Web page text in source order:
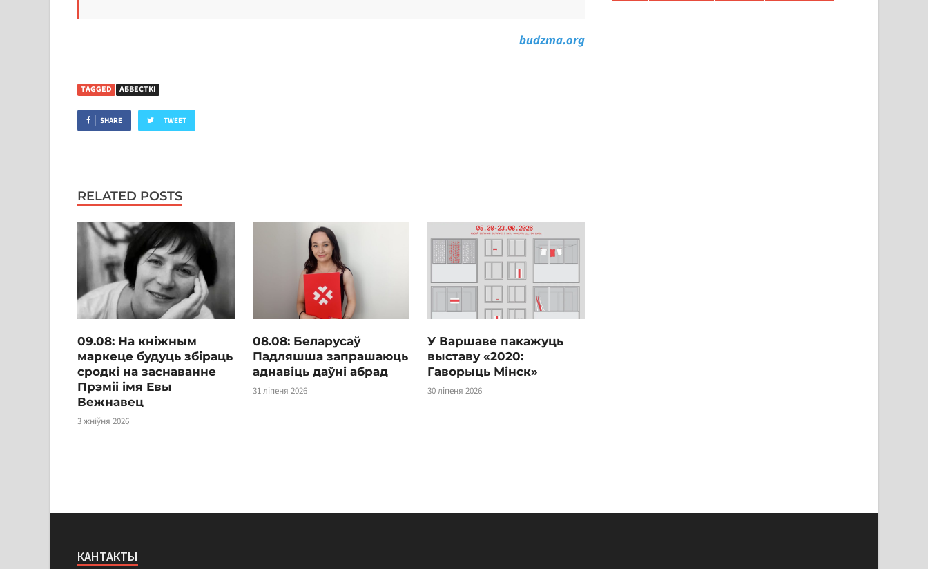
budzma.org
TAGGED АБВЕСТКІ
SHARE TWEET
RELATED POSTS
09.08: На кніжным
маркеце будуць збіраць
сродкі на заснаванне
Прэміі імя Евы
Вежнавец
3 жніўня 2026
08.08: Беларусаў
Падляшша запрашаюць
аднавіць даўні абрад
31 ліпеня 2026
У Варшаве пакажуць
выставу «2020:
Гаворыць Мінск»
30 ліпеня 2026
КАНТАКТЫ